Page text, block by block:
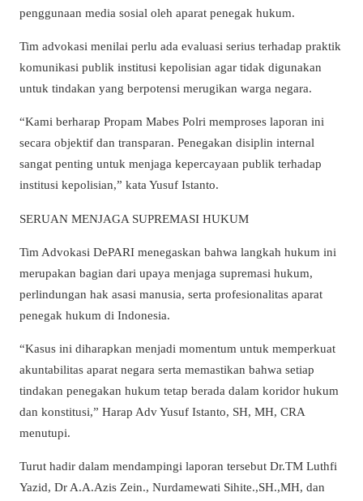
penggunaan media sosial oleh aparat penegak hukum.
Tim advokasi menilai perlu ada evaluasi serius terhadap praktik
komunikasi publik institusi kepolisian agar tidak digunakan
untuk tindakan yang berpotensi merugikan warga negara.
“Kami berharap Propam Mabes Polri memproses laporan ini
secara objektif dan transparan. Penegakan disiplin internal
sangat penting untuk menjaga kepercayaan publik terhadap
institusi kepolisian,” kata Yusuf Istanto.
SERUAN MENJAGA SUPREMASI HUKUM
Tim Advokasi DePARI menegaskan bahwa langkah hukum ini
merupakan bagian dari upaya menjaga supremasi hukum,
perlindungan hak asasi manusia, serta profesionalitas aparat
penegak hukum di Indonesia.
“Kasus ini diharapkan menjadi momentum untuk memperkuat
akuntabilitas aparat negara serta memastikan bahwa setiap
tindakan penegakan hukum tetap berada dalam koridor hukum
dan konstitusi,” Harap Adv Yusuf Istanto, SH, MH, CRA
menutupi.
Turut hadir dalam mendampingi laporan tersebut Dr.TM Luthfi
Yazid, Dr A.A.Azis Zein., Nurdamewati Sihite.,SH.,MH, dan